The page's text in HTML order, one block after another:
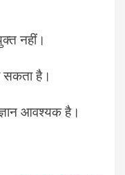
नहीं।
सकता है।
आवश्यक है।